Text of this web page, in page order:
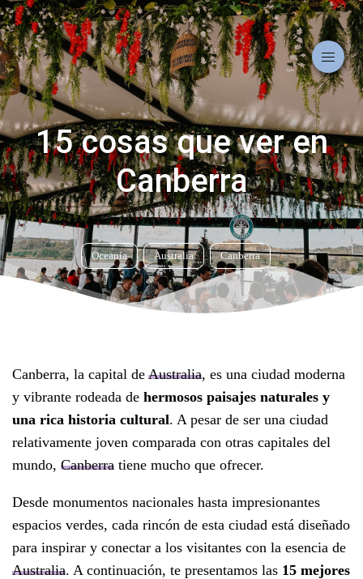
Oceanía Australia Canberra
15 cosas que ver en
Canberra
Canberra, la capital de Australia, es una ciudad moderna
y vibrante rodeada de hermosos paisajes naturales y
una rica historia cultural. A pesar de ser una ciudad
relativamente joven comparada con otras capitales del
mundo, Canberra tiene mucho que ofrecer.
Desde monumentos nacionales hasta impresionantes
espacios verdes, cada rincón de esta ciudad está diseñado
para inspirar y conectar a los visitantes con la esencia de
Australia. A continuación, te presentamos las 15 mejores